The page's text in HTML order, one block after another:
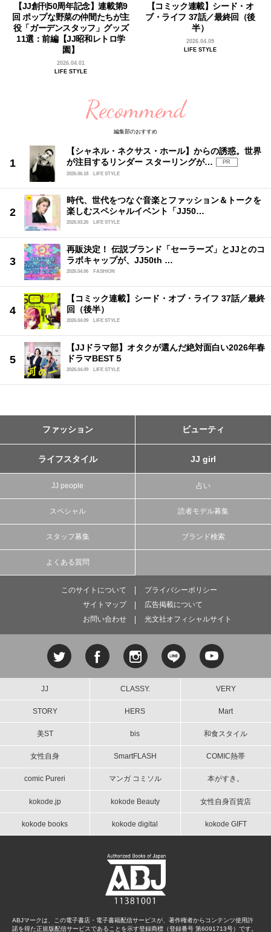
【JJ創刊50周年記念】連載第9
回 ポップな野菜の仲間たちが主
役「ガーデンスタッフ」グッズ
11選：前編【JJ昭和レトロ学
園】
2026.04.01
LIFE STYLE
【コミック連載】シード・オ
ブ・ライフ 37話／最終回（後
半）
2026.04.09
LIFE STYLE
Recommend
編集部のおすすめ
【シャネル・ネクサス・ホール】からの誘惑。世界
が注目するリンダー スターリングが…
PR
2026.06.18
LIFE STYLE
時代、世代をつなぐ音楽とファッション＆トークを
楽しむスペシャルイベント「JJ50…
2026.03.26 LIFE STYLE
再販決定！ 伝説ブランド「セーラーズ」とJJとのコ
ラボキャップが、JJ50th …
2026.04.06 FASHION
【コミック連載】シード・オブ・ライフ 37話／最終
回（後半）
2026.04.09 LIFE STYLE
【JJドラマ部】オタクが選んだ絶対面白い2026年春
ドラマBEST５
2026.04.09 LIFE STYLE
ファッション ビューティ
ライフスタイル JJ girl
JJ people 占い
スペシャル 読者モデル募集
スタッフ募集 ブランド検索
よくある質問
このサイトについて
プライバシーポリシー
サイトマップ
広告掲載について
お問い合わせ
光文社オフィシャルサイト
JJ CLASSY. VERY
STORY HERS Mart
美ST bis 和食スタイル
女性自身 SmartFLASH COMIC熱帯
comic Pureri マンガ コミソル 本がすき。
kokode.jp kokode Beauty 女性自身百貨店
kokode books kokode digital kokode GIFT
ABJマークは、この電子書店・電子書籍配信サービスが、著作権者からコンテンツ使用許
諾を得た正規版配信サービスであることを示す登録商標（登録番号 第6091713号）です。